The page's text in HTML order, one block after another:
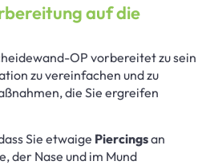
auf die
OP vorbereitet zu sein
zu vereinfachen und zu
die Sie ergreifen
Sie etwaige Piercingsan
der Nase und im Mund